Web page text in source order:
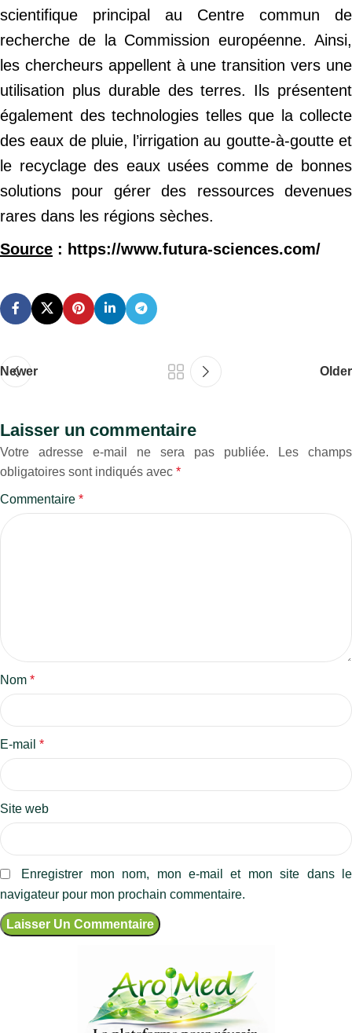
scientifique principal au Centre commun de
recherche de la Commission européenne. Ainsi,
les chercheurs appellent à une transition vers une
utilisation plus durable des terres. Ils présentent
également des technologies telles que la collecte
des eaux de pluie, l’irrigation au goutte-à-goutte et
le recyclage des eaux usées comme de bonnes
solutions pour gérer des ressources devenues
rares dans les régions sèches.
Source : https://www.futura-sciences.com/
Newer Older
Laisser un commentaire
Votre adresse e-mail ne sera pas publiée.
Les champs
obligatoires sont indiqués avec *
Commentaire *
Nom *
E-mail *
Site web
Enregistrer mon nom, mon e-mail et mon site dans le
navigateur pour mon prochain commentaire.